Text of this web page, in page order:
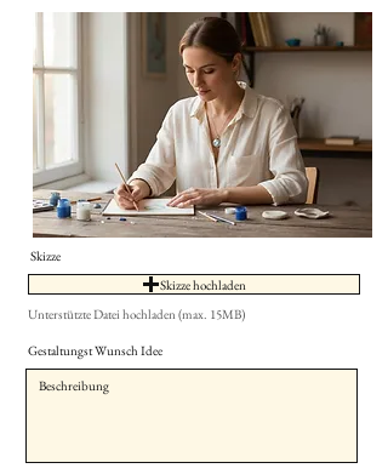
Skizze
Skizze hochladen
Unterstützte Datei hochladen (max. 15MB)
Gestaltungst Wunsch Idee